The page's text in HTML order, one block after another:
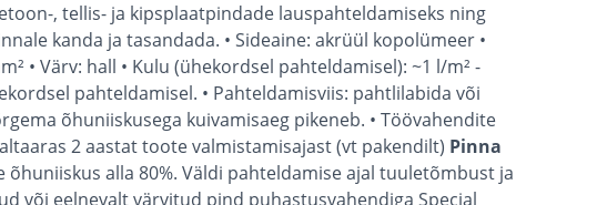
, tellis- ja kipsplaatpindade lauspahteldamiseks ning
kanda ja tasandada. • Sideaine: akrüül kopolümeer •
• Värv: hall • Kulu (ühekordsel pahteldamisel): ~1 l/m² -
pahteldamisel. • Pahteldamisviis: pahtlilabida või
õhuniiskusega kuivamisaeg pikeneb. • Töövahendite
2 aastat toote valmistamisajast (vt pakendilt) Pinna
alla 80%. Väldi pahteldamise ajal tuuletõmbust ja
või eelnevalt värvitud pind puhastusvahendiga Special